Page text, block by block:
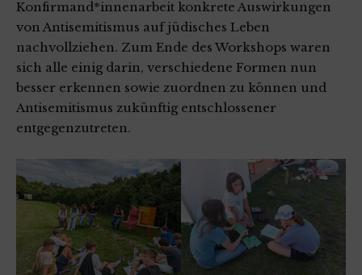
Konfirmand*innenarbeit konkrete Auswirkungen
von Antisemitismus auf jüdisches Leben
nachvollziehen. Zum Ende des Workshops waren
sich alle einig darin, verschiedene Formen nun
besser erkennen sowie zuordnen zu können und
Antisemitismus zukünftig entschlossener
entgegenzutreten.